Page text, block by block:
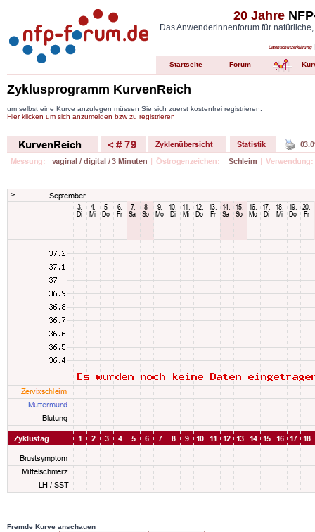
20 Jahre
Das Anwenderinnenforum für
Datenschutzerklärung
Startseite Forum
Zyklusprogramm KurvenReich
um selbst eine Kurve anzulegen müssen Sie sich zuerst kostenfrei registrieren.
Hier klicken um sich anzumelden bzw zu registrieren
Fremde Kurve anschauen